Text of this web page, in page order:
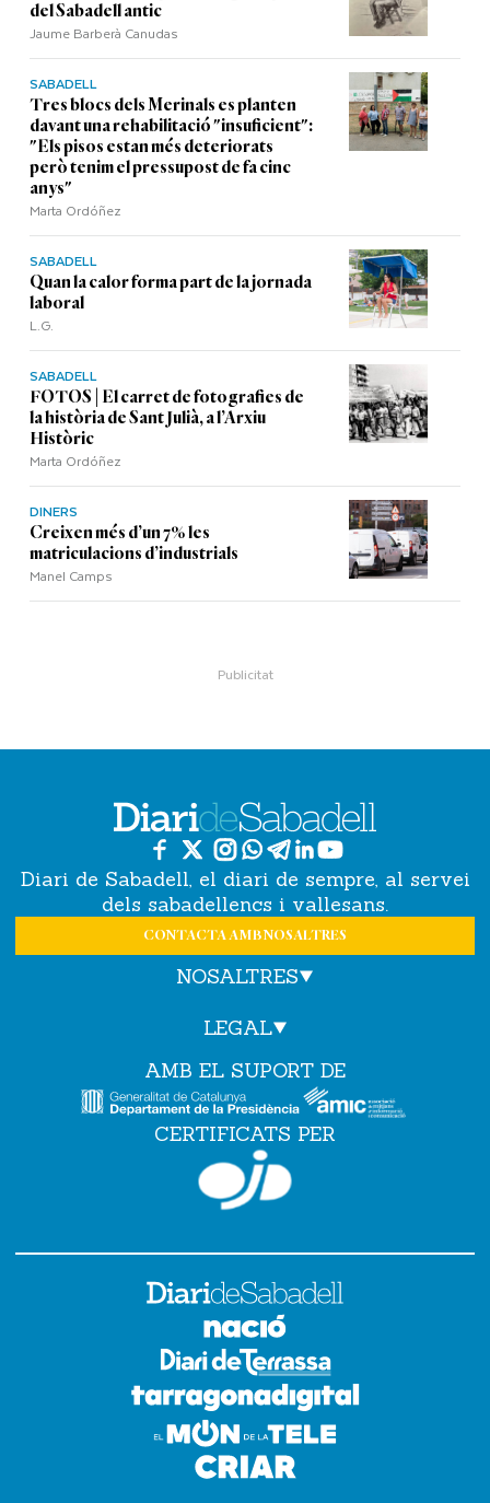
del Sabadell antic
Jaume Barberà Canudas
SABADELL
Tres blocs dels Merinals es planten
davant una rehabilitació "insuficient":
"Els pisos estan més deteriorats
però tenim el pressupost de fa cinc
anys"
Marta Ordóñez
SABADELL
Quan la calor forma part de la jornada
laboral
L.G.
SABADELL
FOTOS | El carret de fotografies de
la història de Sant Julià, a l’Arxiu
Històric
Marta Ordóñez
DINERS
Creixen més d’un 7% les
matriculacions d’industrials
Manel Camps
Diari de Sabadell, el diari de sempre, al servei
dels sabadellencs i vallesans.
CONTACTA AMB NOSALTRES
NOSALTRES
LEGAL
AMB EL SUPORT DE
CERTIFICATS PER